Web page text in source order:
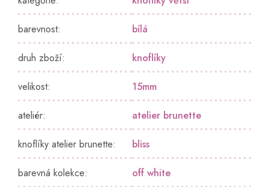
barevnost: bílá
druh zboží: knoflíky
velikost: 15mm
ateliér: atelier brunette
knoflíky atelier brunette: bliss
barevná kolekce: off white